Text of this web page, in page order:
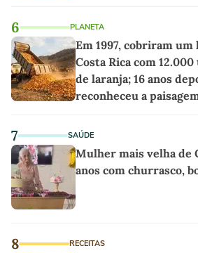
6 PLANETA
Em 1997, cobriram
Costa Rica com
de laranja; 16 anos
reconheceu a
7 SAÚDE
Mulher mais velha de
anos com churrasco,
8 RECEITAS